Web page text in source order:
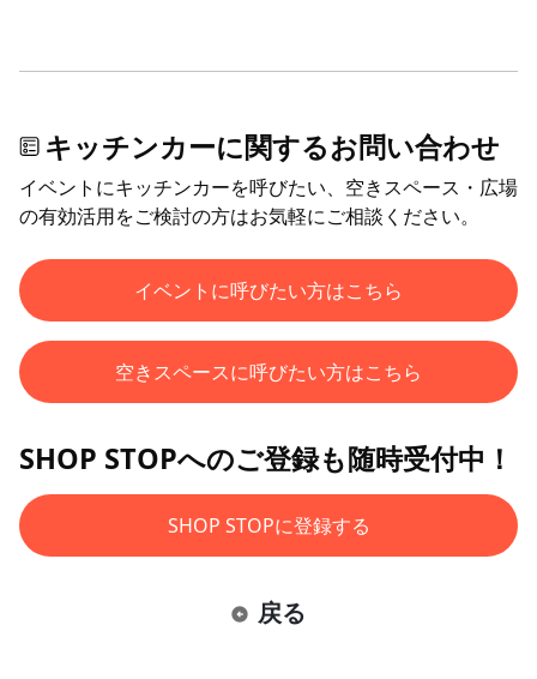
キッチンカーに関するお問い合わせ
イベントにキッチンカーを呼びたい、空きスペース・広場
の有効活用をご検討の方はお気軽にご相談ください。
イベントに呼びたい方はこちら
空きスペースに呼びたい方はこちら
SHOP STOPへのご登録も随時受付中！
SHOP STOPに登録する
戻る